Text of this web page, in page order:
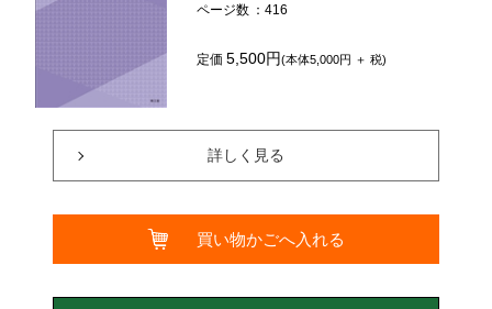
ページ数 ：416
定価5,500円(本体5,000円 ＋ 税)
詳しく見る
買い物かごへ入れる